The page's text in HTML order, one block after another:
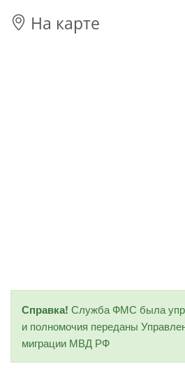
На карте
Справка! Служба ФМС была
и полномочия переданы
миграции МВД РФ